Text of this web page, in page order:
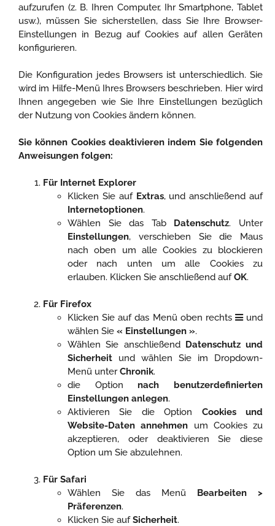
aufzurufen (z. B. Ihren Computer, Ihr Smartphone, Tablet
usw.), müssen Sie sicherstellen, dass Sie Ihre Browser-
Einstellungen in Bezug auf Cookies auf allen Geräten
konfigurieren.
Die Konfiguration jedes Browsers ist unterschiedlich. Sie
wird im Hilfe-Menü Ihres Browsers beschrieben. Hier wird
Ihnen angegeben wie Sie Ihre Einstellungen bezüglich
der Nutzung von Cookies ändern können.
Sie können Cookies deaktivieren indem Sie folgenden
Anweisungen folgen:
Für Internet Explorer
Klicken Sie auf Extras, und anschließend auf
Internetoptionen.
Wählen Sie das Tab Datenschutz. Unter
Einstellungen, verschieben Sie die Maus
nach oben um alle Cookies zu blockieren
oder nach unten um alle Cookies zu
erlauben. Klicken Sie anschließend aufOK.
Für Firefox
Klicken Sie auf das Menü oben rechts
und
wählen Sie « Einstellungen ».
Wählen Sie anschließend Datenschutz und
Sicherheit und wählen Sie im Dropdown-
Menü unterChronik.
die Option nach benutzerdefinierten
Einstellungen anlegen.
Aktivieren Sie die Option Cookies und
Website-Daten annehmen um Cookies zu
akzeptieren, oder deaktivieren Sie diese
Option um Sie abzulehnen.
Für Safari
Wählen Sie das Menü Bearbeiten >
Präferenzen.
Klicken Sie aufSicherheit.